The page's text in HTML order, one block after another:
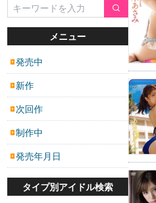
メニュー
▶発売中
▶ 新作
▶ 次回作
▶制作中
▶発売年月日
タイプ別アイドル検索